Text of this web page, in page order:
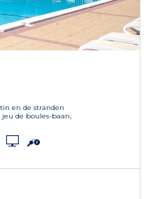
en de stranden
de boules-baan,